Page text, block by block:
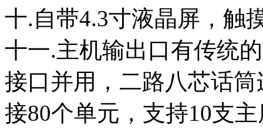
十.自带4.3寸液晶屏，触
十一.主机输出口有传统
接口并用，二路八芯话
接80个单元，支持10支